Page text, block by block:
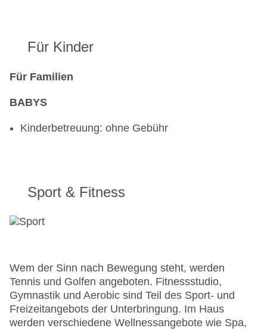
Für Kinder
Für Familien
BABYS
Kinderbetreuung: ohne Gebühr
Sport & Fitness
Wem der Sinn nach Bewegung steht, werden
Tennis und Golfen angeboten. Fitnessstudio,
Gymnastik und Aerobic sind Teil des Sport- und
Freizeitangebots der Unterbringung. Im Haus
werden verschiedene Wellnessangebote wie Spa,